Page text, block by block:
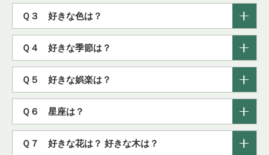
Ｑ３ 好きな色は？
Ｑ４ 好きな季節は？
Ｑ５ 好きな娯楽は？
Ｑ６ 星座は？
Ｑ７ 好きな花は？ 好きな木は？